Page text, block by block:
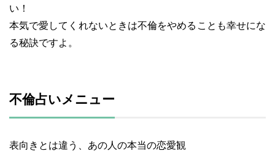
い！
本気で愛してくれないときは不倫をやめることも幸せにな
る秘訣ですよ。
不倫占いメニュー
表向きとは違う、あの人の本当の恋愛観